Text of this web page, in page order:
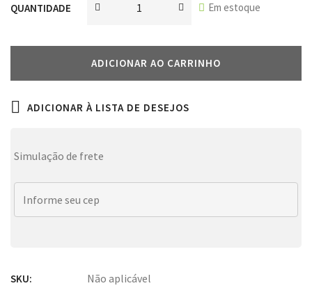
QUANTIDADE Em estoque
ADICIONAR AO CARRINHO
ADICIONAR À LISTA DE DESEJOS
Simulação de frete
SKU: Não aplicável